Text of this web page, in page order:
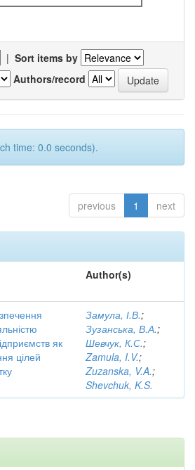
| Sort items by
Authors/record
time: 0.0 seconds).
previous 1 next
Author(s)
як
цілей
Замула, І.В.;
Зузанська, В.А.;
Шевчук, К.С.;
Zamula, I.V.;
Zuzanska, V.A.;
Shevchuk, K.S.